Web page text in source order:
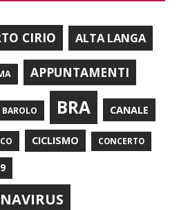
CIRIO ALTA LANGA
APPUNTAMENTI
BAROLO BRA CANALE
CICLISMO CONCERTO